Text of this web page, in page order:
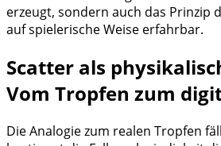
erzeugt, sondern auch das Prinzip
auf spielerische Weise erfahrbar.
Scatter als
Vom Tropfen zum
Die Analogie zum realen Tropfen